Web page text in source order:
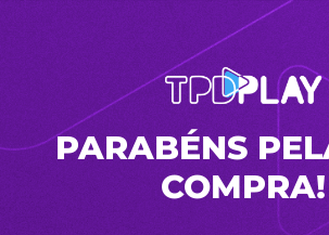
PARABÉNS
COMPRA!